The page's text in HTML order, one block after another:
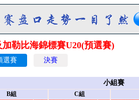
加勒比海錦標賽U20(預選賽)
選賽 決賽
小組賽
B組
C組